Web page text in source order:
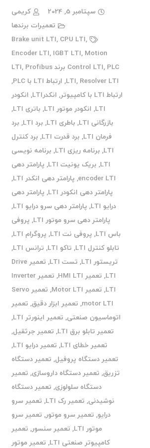
سپتامبر 5, 2024
کریمی
تعمیرات برندها
Brake unit LTI, CPU LTI,
Encoder LTI, IGBT LTI, Motion
Control LTI, PLC برند LTI , Profibus
LTI, Resolver LTI
, ارتباط LTI با PLC
,
ارتباط LTI با کامپیوتر
, انکدرLTI , انکودر
LTI
, انکودر موتور LTI , باتری LTI
,
بازرگانی LTI
, باطری LTI , برد LTI , برد
فرمان LTI
, برد قدرت LTI , برد کنترل
LTI
, برنامه ریزی LTI , برنامه نویسی
LTI
, بریک یونیت LTI , پارامتر دهی
encoder LTI
, پارامتر دهی انکدر LTI
,
پارامتر دهی انکودر LTI
, پارامتر دهی
درایو LTI
, پارامتر دهی سرو درایو LTI
,
پارامتر دهی سرو موتور LTI
, پروفی
باس LTI
, پروفی نت LTI , پروگرام LTI
,
تابلو کنترل LTI
, تاکو LTI , ترانس LTI
,
تریستور LTI
, تست LTI ,
تعمیر Drive
LTI
, تعمیر HMI LTI ,
تعمیر Inverter
LTI
, تعمیر Motor LTI ,
تعمیر Servo
motor LTI
, تعمیر ابزار دقیق, تعمیر
اتوماسیون صنعتی, تعمیر اینورتر LTI
,
تعمیر تابلو برق LTI
, تعمیر جرثقیل,
تعمیر خطای LTI
, تعمیر درایو LTI
,
تعمیر دستگاه پروفیل, تعمیر دستگاه
تزریق, تعمیر دستگاه داروسازی, تعمیر
دستگاه سلولوزی, تعمیر دستگاه
نوشیدنی, تعمیر رک LTI , تعمیر سرو
درایو, تعمیر سرو موتور, تعمیر سرو
موتور LTI
, تعمیر سنسور, تعمیر
کامپیوتر صنعتی LTI
, تعمیر موتور